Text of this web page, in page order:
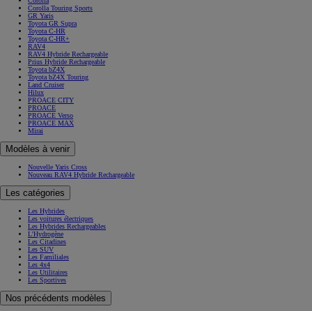
Corolla Touring Sports
GR Yaris
Toyota GR Supra
Toyota C-HR
Toyota C-HR+
RAV4
RAV4 Hybride Rechargeable
Prius Hybride Rechargeable
Toyota bZ4X
Toyota bZ4X Touring
Land Cruiser
Hilux
PROACE CITY
PROACE
PROACE Verso
PROACE MAX
Mirai
Modèles à venir
Nouvelle Yaris Cross
Nouveau RAV4 Hybride Rechargeable
Les catégories
Les Hybrides
Les voitures électriques
Les Hybrides Rechargeables
L'Hydrogène
Les Citadines
Les SUV
Les Familiales
Les 4x4
Les Utilitaires
Les Sportives
Nos précédents modèles